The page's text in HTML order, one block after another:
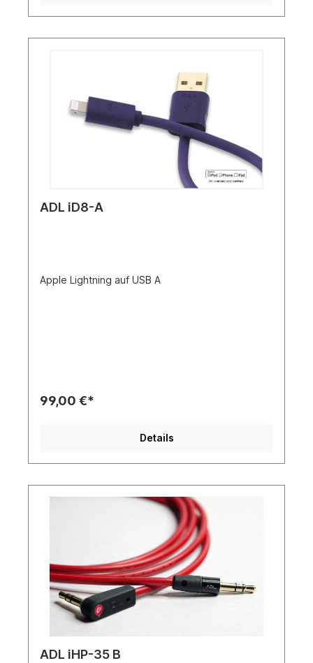
ADL iD8-A
Apple Lightning auf USB A
99,00 €*
Details
ADL iHP-35 B